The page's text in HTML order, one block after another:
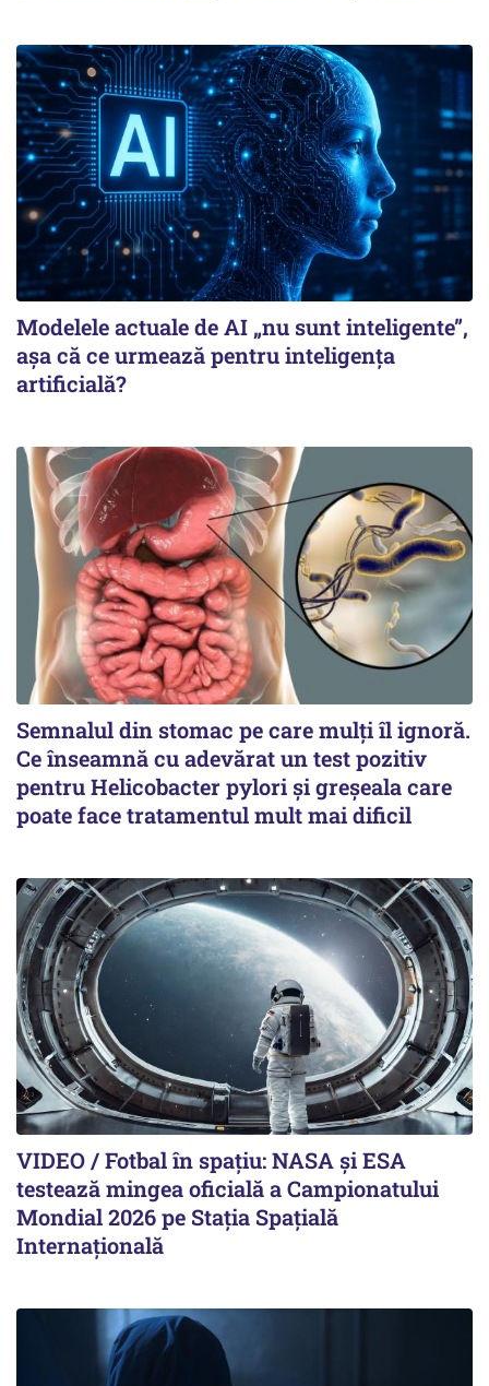
Modelele actuale de AI „nu sunt inteligente”,
așa că ce urmează pentru inteligența
artificială?
Semnalul din stomac pe care mulți îl ignoră.
Ce înseamnă cu adevărat un test pozitiv
pentru Helicobacter pylori și greșeala care
poate face tratamentul mult mai dificil
VIDEO / Fotbal în spațiu: NASA și ESA
testează mingea oficială a Campionatului
Mondial 2026 pe Staţia Spaţială
Internaţională